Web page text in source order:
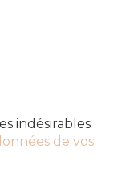
indésirables.
de vos